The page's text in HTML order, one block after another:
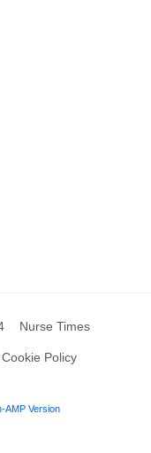
Nurse Times
Policy
AMP Version